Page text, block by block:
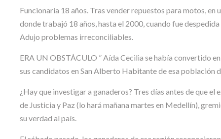
Funcionaria 18 años. Tras vender repuestos para motos,
donde trabajó 18 años, hasta el 2000, cuando fue
Adujo problemas irreconciliables.
ERA UN OBSTÁCULO ” Aída Cecilia se había convertido
sus candidatos en San Alberto Habitante de esa población
¿Hay que investigar a ganaderos? Tres días antes de que el
de Justicia y Paz (lo hará mañana martes en Medellín),
su verdad al país.